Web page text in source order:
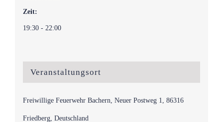
Zeit:
19:30 - 22:00
Veranstaltungsort
Freiwillige Feuerwehr Bachern, Neuer Postweg 1, 86316
Friedberg, Deutschland